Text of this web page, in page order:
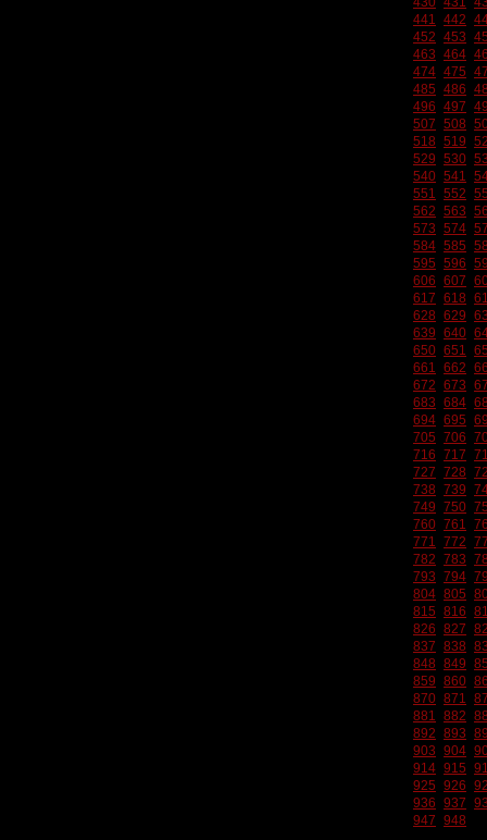
441 442
452 453
463 464
474 475
485 486
496 497
507 508
518 519
529 530
540 541
551 552
562 563
573 574
584 585
595 596
606 607
617 618
628 629
639 640
650 651
661 662
672 673
683 684
694 695
705 706
716 717
727 728
738 739
749 750
760 761
771 772
782 783
793 794
804 805
815 816
826 827
837 838
848 849
859 860
870 871
881 882
892 893
903 904
914 915
925 926
936 937
947 948